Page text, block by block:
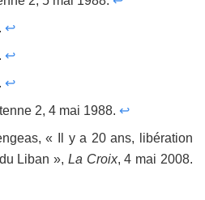
↩
↩
↩
2, 4 mai 1988. ↩
« Il y a 20 ans, libération
Liban », La Croix, 4 mai 2008.